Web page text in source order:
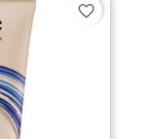
favorite_border